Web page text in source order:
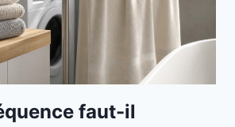
faut-il